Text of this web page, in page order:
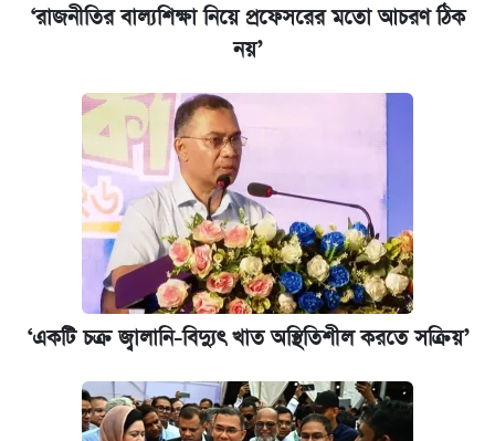
‘রাজনীতির বাল্যশিক্ষা নিয়ে প্রফেসরের মতো আচরণ ঠিক
নয়’
‘একটি চক্র জ্বালানি-বিদ্যুৎ খাত অস্থিতিশীল করতে সক্রিয়’